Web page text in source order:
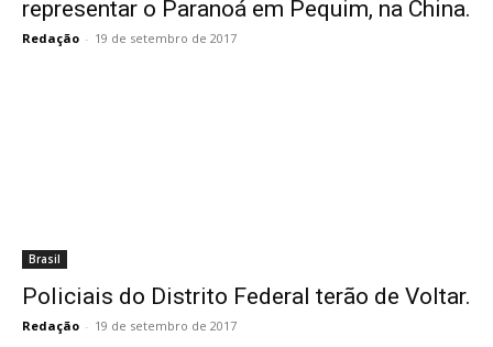
representar o Paranoá em Pequim, na China.
Redação - 19 de setembro de 2017
Brasil
Policiais do Distrito Federal terão de Voltar.
Redação - 19 de setembro de 2017